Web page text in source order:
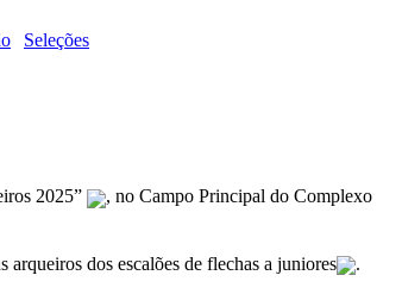
Seleções
2025”
, no Campo Principal do Complexo
dos escalões de flechas a juniores .